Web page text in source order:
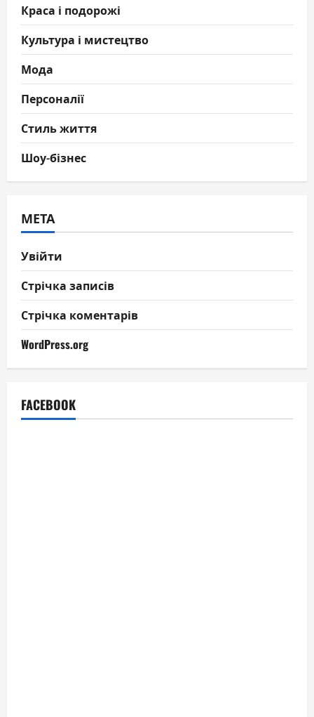
Краса і подорожі
Культура і мистецтво
Мода
Персоналії
Стиль життя
Шоу-бізнес
МЕТА
Увійти
Стрічка записів
Стрічка коментарів
WordPress.org
FACEBOOK